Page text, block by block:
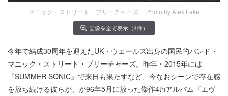
マニック・ストリート・プリーチャーズ Photo by Alex Lake
画像を全て表示（4件）
今年で結成30周年を迎えたUK・ウェールズ出身の国民的バンド・
マニック・ストリート・プリーチャーズ。昨年・2015年には
『SUMMER SONIC』で来日も果たすなど、今なおシーンで存在感
を放ち続ける彼らが、が96年5月に放った傑作4thアルバム『エヴ